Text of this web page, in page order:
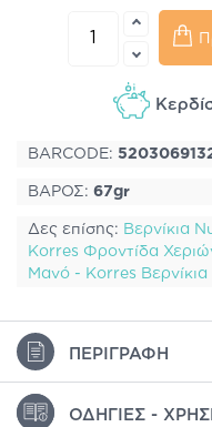
BARCODE:
ΒΑΡΟΣ: 67gr
Δες επίσης: Βερνίκια
Korres Φροντίδα
Μανό - Korres
ΠΕΡΙΓΡΑΦΉ
ΟΔΗΓΊΕΣ -